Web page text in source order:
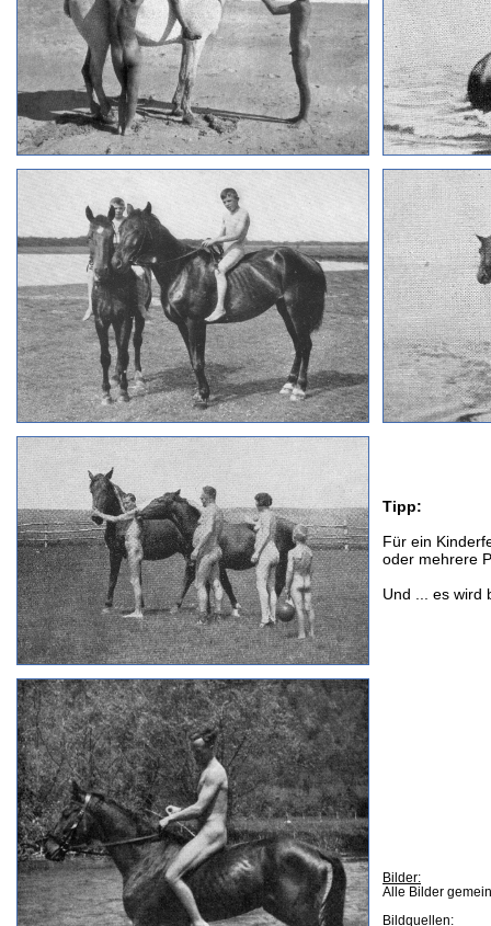
Tipp:
Für ein
oder mehrere
Und ... es wird
Bilder:
Alle Bilder
Bildquellen: